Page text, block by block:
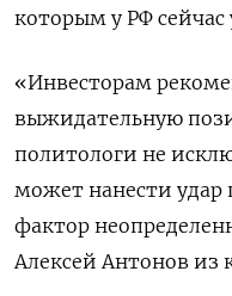
которым у РФ сейчас
«Инвесторам
выжидательную
политологи не
может нанести удар
фактор
Алексей Антонов из